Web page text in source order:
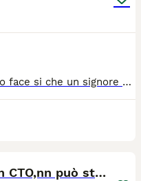
Il suo miagolare forte e disperato face si che un signore si accorse di averlo nel vano motore della propria auto, una volta tirato fuori non sapeva che farsene e fu così che trovandomi li per caso decisi di farmene carico io, nella speranza di trovargli una casa, una bella adozione, una famiglia, amato e coccolato. Isidoro 🐱 … gattino di due mesi maschio color rosa cipria, il gattino è veramente molto dolce tanto quanto bello ❤️ ➡️ Basso Lazio, provincia di Latina (ad un passo da Roma); ➡️ Spulciato - Sverminato - Attualmente primo vaccino 💉 ➡️ Può viaggiare in staffetta in tutto il centro e nord Italia; ➡️ Per candidarsi alla sua adozione potete inviare un breve messaggio di presentazione al ￼349 458 3385
ADOZ.DEL💔:papà umano in CTO,nn può stare sola!